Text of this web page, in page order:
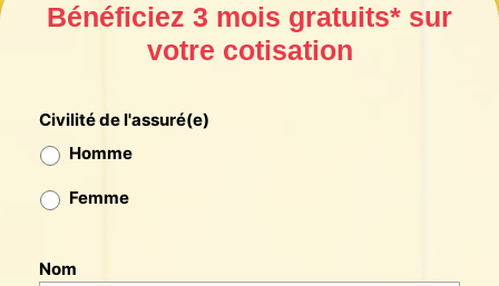
Bénéficiez 3 mois gratuits* sur
votre cotisation
Civilité de l'assuré(e)
Homme
Femme
Nom